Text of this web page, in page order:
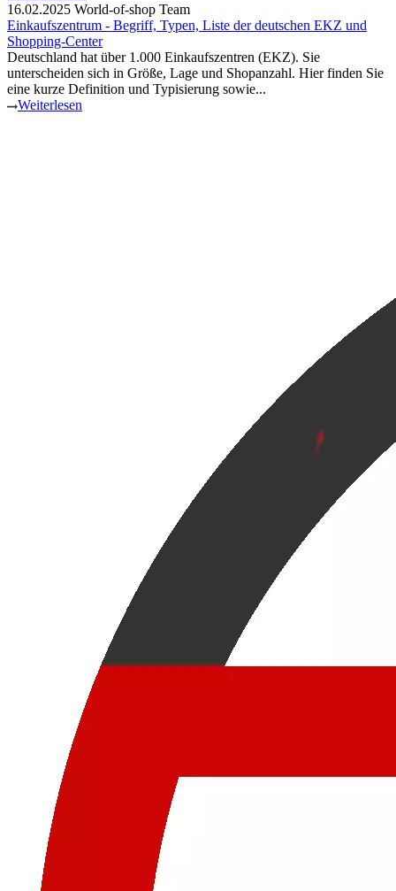
16.02.2025 World-of-shop Team
Einkaufszentrum - Begriff, Typen, Liste der deutschen EKZ und
Shopping-Center
Deutschland hat über 1.000 Einkaufszentren (EKZ). Sie
unterscheiden sich in Größe, Lage und Shopanzahl. Hier finden Sie
eine kurze Definition und Typisierung sowie...
Weiterlesen